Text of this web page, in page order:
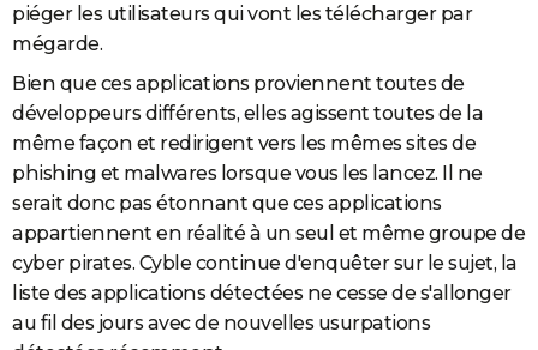
piéger les utilisateurs qui vont les télécharger par
mégarde.
Bien que ces applications proviennent toutes de
développeurs différents, elles agissent toutes de la
même façon et redirigent vers les mêmes sites de
phishing et malwares lorsque vous les lancez. Il ne
serait donc pas étonnant que ces applications
appartiennent en réalité à un seul et même groupe de
cyber pirates. Cyble continue d'enquêter sur le sujet, la
liste des applications détectées ne cesse de s'allonger
au fil des jours avec de nouvelles usurpations